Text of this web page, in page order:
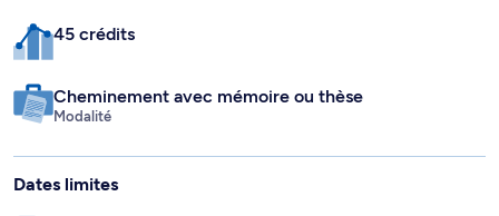
45 crédits
Cheminement avec mémoire ou thèse
Modalité
Dates limites